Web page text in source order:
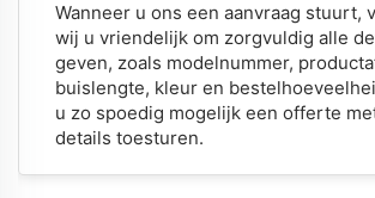
Wanneer u ons een aanvraag stuurt,
wij u vriendelijk om zorgvuldig alle
geven, zoals modelnummer,
buislengte, kleur en
u zo spoedig mogelijk een offerte
details toesturen.